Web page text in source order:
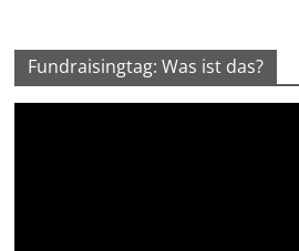
Fundraisingtag: Was ist das?